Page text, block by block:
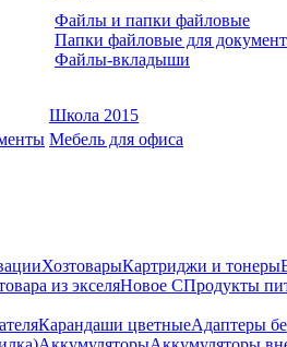
Файлы и папки файловые
Папки файловые для
Файлы-вкладыши
Школа 2015
Мебель для офиса
ХозтоварыКартриджи и тонеры
из экселяНовое СПродукты
Карандаши цветныеАдаптеры